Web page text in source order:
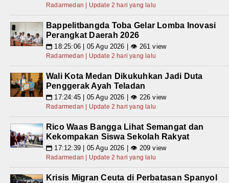
Radarmedan | Update 2 hari yang lalu
Bappelitbangda Toba Gelar Lomba Inovasi
Perangkat Daerah 2026
📅 18:25:06 | 05 Agu 2026 | 👁 261 view
Radarmedan | Update 2 hari yang lalu
Wali Kota Medan Dikukuhkan Jadi Duta
Penggerak Ayah Teladan
📅 17:24:45 | 05 Agu 2026 | 👁 226 view
Radarmedan | Update 2 hari yang lalu
Rico Waas Bangga Lihat Semangat dan
Kekompakan Siswa Sekolah Rakyat
📅 17:12:39 | 05 Agu 2026 | 👁 209 view
Radarmedan | Update 2 hari yang lalu
Krisis Migran Ceuta di Perbatasan Spanyol